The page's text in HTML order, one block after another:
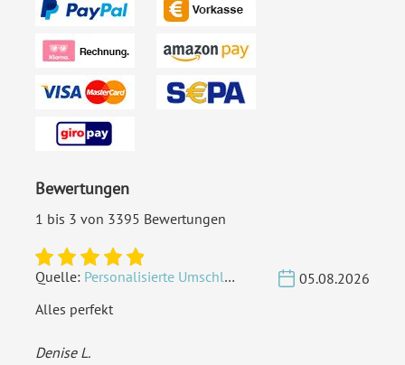
Bewertungen
1 bis 3 von 3395 Bewertungen
Quelle: Personalisierte Umschläge - Vintage - Quadrat 155 x 155 mm
05.08.2026
Alles perfekt
Denise L.